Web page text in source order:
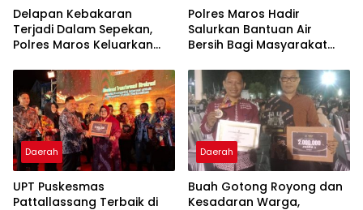
Delapan Kebakaran
Terjadi Dalam Sepekan,
Polres Maros Keluarkan
Masyarakat
Polres Maros Hadir
Salurkan Bantuan Air
Bersih Bagi Masyarakat
Di Maros
Daerah
UPT Puskesmas
Pattallassang Terbaik di
Daerah
Buah Gotong Royong dan
Kesadaran Warga,